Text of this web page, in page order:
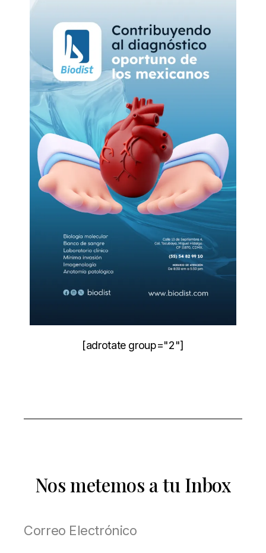
[adrotate group="2"]
Nos metemos a tu Inbox